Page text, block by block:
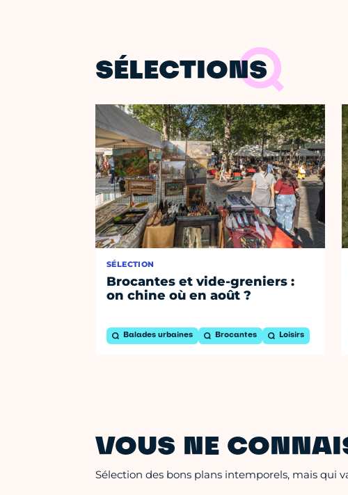
SÉLECTIONS
SÉLECTION
Brocantes et vide-greniers :
on chine où en août ?
Balades urbaines Brocantes Loisirs
VOUS NE
Sélection des bons plans intemporels, mais qui